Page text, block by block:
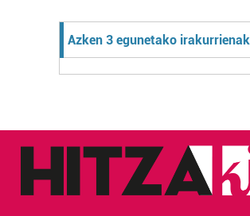
Azken 3 egunetako irakurrienak